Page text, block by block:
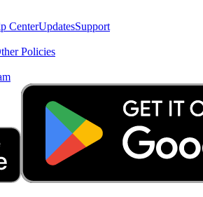
CenterUpdatesSupport
Policies